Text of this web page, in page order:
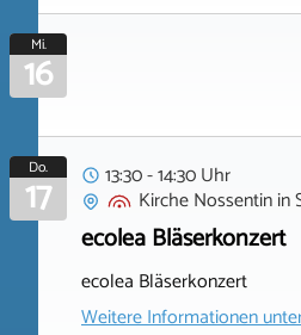
Mi.
16
Do.
17
13:30 - 14:30 Uhr
Kirche Nossentinin
ecolea Bläserkonzert
ecolea Bläserkonzert
Weitere Informationen